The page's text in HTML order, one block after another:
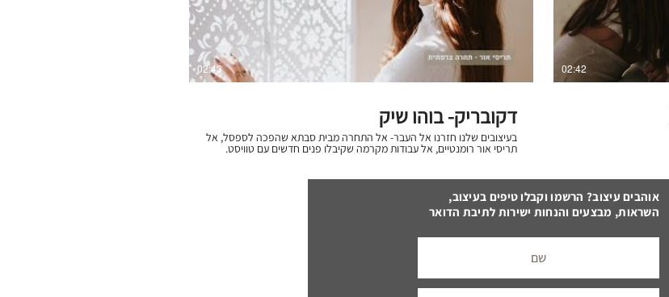
02:42
02:43
דקובריק- בוהו שיק
בעיצובים שלנו חזרנו אל העבר- אל התחרה מבית סבתא שהפכה לספסל, אל
תריסי אור רומנטיים, אל עבודות מקרמה שקיבלו פנים חדשים עם טוויסט.
לקחנו צורות מסורתיות, מוכרות וידועות וניערנו אותן... השתמשנו בחומרים לא
וגם בעבודת יד. יש לנו המון כבוד להיסטוריה ומסורת. לדעתנו, עיצוב טוב שואב
השראה מהעבר, משתמש בטכנולוגיות עכשוויות ומתרגם את הצורניות
לקדמה. אנחנו רומנטיים. מאמינים באהבת אמת נצחית. רואים את זה
בעיצובים שלנו, לא? את הסירטון המקסים הזה צילם המוכשר עומרי
אוהבים עיצוב? הרשמו וקבלו טיפים בעיצוב,
השראות, מבצעים והנחות ישירות לתיבת הדואר